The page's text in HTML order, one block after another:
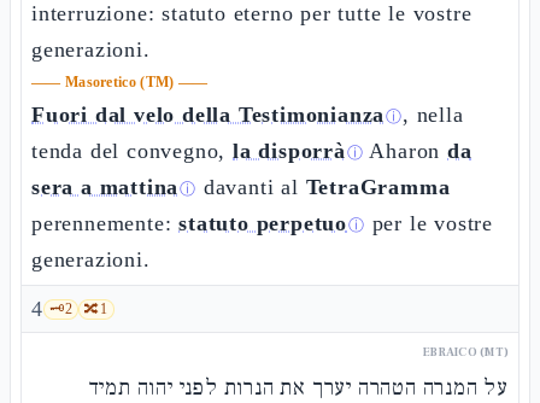
interruzione: statuto eterno per tutte le vostre
generazioni.
—— Masoretico (TM) ——
Fuori dal velo della Testimonianzaⓘ, nella
tenda del convegno,la disporràⓘ Aharonda
sera a mattinaⓘ davanti al TetraGramma
perennemente:statuto perpetuoⓘ per le vostre
generazioni.
4 🗝️2 🔀1
EBRAICO (MT)
על המנרה הטהרה יערך את הנרות לפני יהוה תמיד